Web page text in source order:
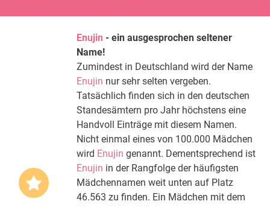
Enujin - ein ausgesprochen seltener
Name!
Zumindest in Deutschland wird der Name
Enujin nur sehr selten vergeben.
Tatsächlich finden sich in den deutschen
Standesämtern pro Jahr höchstens eine
Handvoll Einträge mit diesem Namen.
Nicht einmal eines von 100.000 Mädchen
wird Enujin genannt. Dementsprechend ist
Enujin in der Rangfolge der häufigsten
Mädchennamen weit unten auf Platz
46.563 zu finden. Ein Mädchen mit dem